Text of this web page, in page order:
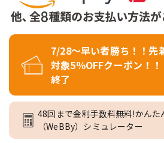
7/28～早い者勝ち！！先
対象5％OFFクーポン！
終了
48回まで金利手数料無料!かんた
（WeBBy）シミュレーター